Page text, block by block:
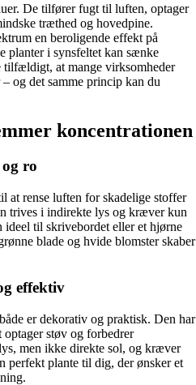
De tilfører fugt til luften, optager
træthed og hovedpine.
en beroligende effekt på
planter i synsfeltet kan sænke
tilfældigt, at mange virksomheder
og det samme princip kan du
koncentrationen
ro
at rense luften for skadelige stoffer
trives i indirekte lys og kræver kun
til skrivebordet eller et hjørne
blade og hvide blomster skaber
effektiv
er dekorativ og praktisk. Den har
støv og forbedrer
men ikke direkte sol, og kræver
perfekt plante til dig, der ønsker et